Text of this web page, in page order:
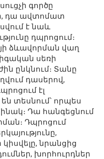
գործը
դա ավտոմատ
է նաև
դպրոցում։
ձևավորման վաղ
իգական սեռի
ընկնում։ Տանը
դասերով,
էլ
տեսնում՝ որպես
Դա հանգեցնում
Դպրոցում
նրանցից
խորհուրդներ